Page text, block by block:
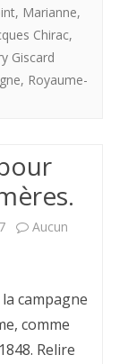
, Marianne,
Chirac,
Giscard
, Royaume-
Aucun
campagne
comme
Relire